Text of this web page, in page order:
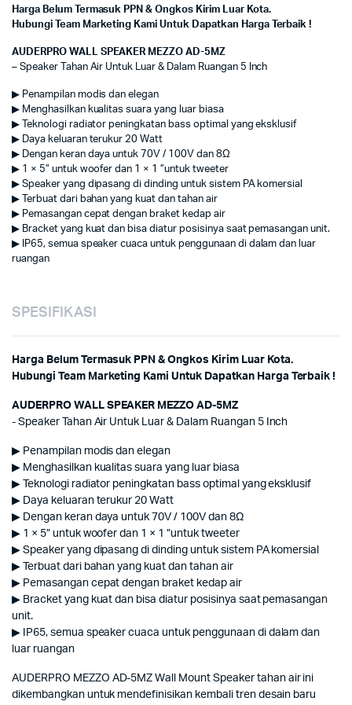
Harga Belum Termasuk PPN & Ongkos Kirim Luar Kota.
Hubungi Team Marketing Kami Untuk Dapatkan Harga Terbaik !
AUDERPRO WALL SPEAKER MEZZO AD-5MZ
– Speaker Tahan Air Untuk Luar & Dalam Ruangan 5 Inch
▶ Penampilan modis dan elegan
▶ Menghasilkan kualitas suara yang luar biasa
▶ Teknologi radiator peningkatan bass optimal yang eksklusif
▶ Daya keluaran terukur 20 Watt
▶ Dengan keran daya untuk 70V / 100V dan 8Ω
▶ 1 × 5” untuk woofer dan 1 × 1 ”untuk tweeter
▶ Speaker yang dipasang di dinding untuk sistem PA komersial
▶ Terbuat dari bahan yang kuat dan tahan air
▶ Pemasangan cepat dengan braket kedap air
▶ Bracket yang kuat dan bisa diatur posisinya saat pemasangan unit.
▶ IP65, semua speaker cuaca untuk penggunaan di dalam dan luar
ruangan
SPESIFIKASI
Harga Belum Termasuk PPN & Ongkos Kirim Luar Kota.
Hubungi Team Marketing Kami Untuk Dapatkan Harga Terbaik !
AUDERPRO WALL SPEAKER MEZZO AD-5MZ
- Speaker Tahan Air Untuk Luar & Dalam Ruangan 5 Inch
▶ Penampilan modis dan elegan
▶ Menghasilkan kualitas suara yang luar biasa
▶ Teknologi radiator peningkatan bass optimal yang eksklusif
▶ Daya keluaran terukur 20 Watt
▶ Dengan keran daya untuk 70V / 100V dan 8Ω
▶ 1 × 5” untuk woofer dan 1 × 1 ”untuk tweeter
▶ Speaker yang dipasang di dinding untuk sistem PA komersial
▶ Terbuat dari bahan yang kuat dan tahan air
▶ Pemasangan cepat dengan braket kedap air
▶ Bracket yang kuat dan bisa diatur posisinya saat pemasangan
unit.
▶ IP65, semua speaker cuaca untuk penggunaan di dalam dan
luar ruangan
AUDERPRO MEZZO AD-5MZ Wall Mount Speaker tahan air ini
dikembangkan untuk mendefinisikan kembali tren desain baru